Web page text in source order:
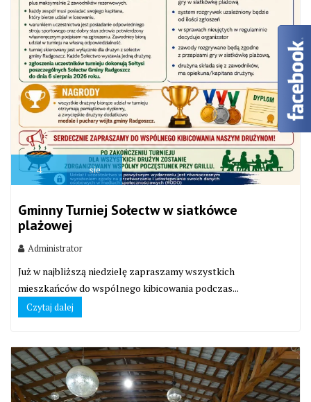
4 sie
Gminny Turniej Sołectw w siatkówce
plażowej
Administrator
Już w najbliższą niedzielę zapraszamy wszystkich
mieszkańców do wspólnego kibicowania podczas...
Czytaj dalej